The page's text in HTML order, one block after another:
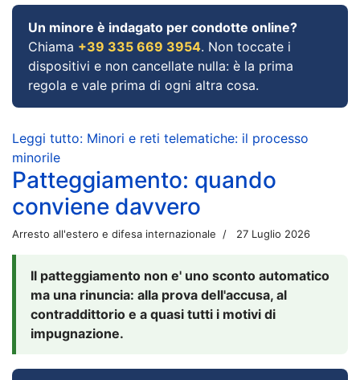
Un minore è indagato per condotte online?
Chiama +39 335 669 3954. Non toccate i
dispositivi e non cancellate nulla: è la prima
regola e vale prima di ogni altra cosa.
Leggi tutto: Minori e reti telematiche: il processo
minorile
Patteggiamento: quando
conviene davvero
Arresto all'estero e difesa internazionale 27 Luglio 2026
Il patteggiamento non e' uno sconto automatico
ma una rinuncia: alla prova dell'accusa, al
contraddittorio e a quasi tutti i motivi di
impugnazione.